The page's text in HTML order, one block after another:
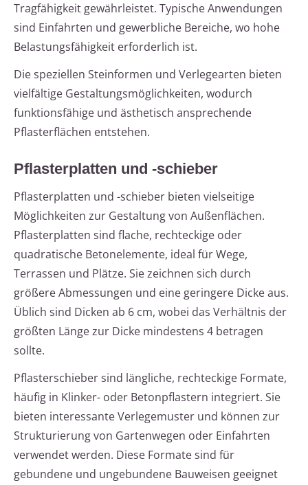
Tragfähigkeit gewährleistet. Typische Anwendungen
sind Einfahrten und gewerbliche Bereiche, wo hohe
Belastungsfähigkeit erforderlich ist.
Die speziellen Steinformen und Verlegearten bieten
vielfältige Gestaltungsmöglichkeiten, wodurch
funktionsfähige und ästhetisch ansprechende
Pflasterflächen entstehen.
Pflasterplatten und -schieber
Pflasterplatten und -schieber bieten vielseitige
Möglichkeiten zur Gestaltung von Außenflächen.
Pflasterplatten sind flache, rechteckige oder
quadratische Betonelemente, ideal für Wege,
Terrassen und Plätze. Sie zeichnen sich durch
größere Abmessungen und eine geringere Dicke aus.
Üblich sind Dicken ab 6 cm, wobei das Verhältnis der
größten Länge zur Dicke mindestens 4 betragen
sollte.
Pflasterschieber sind längliche, rechteckige Formate,
häufig in Klinker- oder Betonpflastern integriert. Sie
bieten interessante Verlegemuster und können zur
Strukturierung von Gartenwegen oder Einfahrten
verwendet werden. Diese Formate sind für
gebundene und ungebundene Bauweisen geeignet